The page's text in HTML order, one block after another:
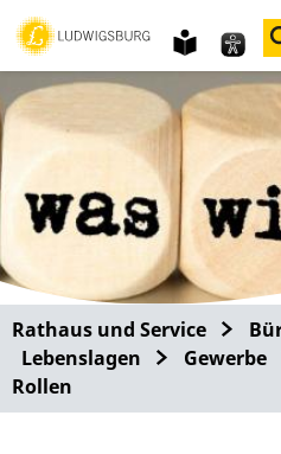
leichte
Rathaus und Service
Lebenslagen
Gewerbe
Rollen